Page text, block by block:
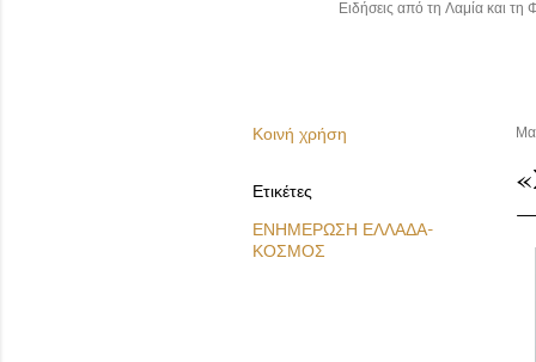
Ειδήσεις από τη Λαμία και τη
Κοινή χρήση
Ετικέτες
ΕΝΗΜΕΡΩΣΗ ΕΛΛΑΔΑ-
ΚΟΣΜΟΣ